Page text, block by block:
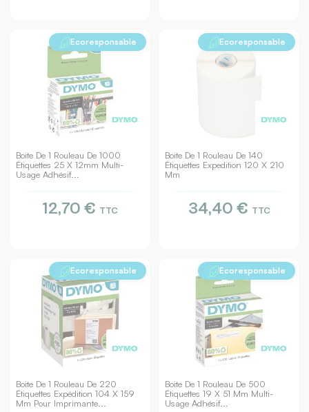
Boite De 1 Rouleau De 1000
Étiquettes 25 X 12mm Multi-
Usage Adhésif...
Ecoresponsable
12,70 € TTC
Boite De 1 Rouleau De 140
Étiquettes Expedition 120 X 210
Mm
Ecoresponsable
34,40 € TTC
Boite De 1 Rouleau De 220
Étiquettes Expédition 104 X 159
Mm Pour Imprimante...
Ecoresponsable
Boite De 1 Rouleau De 500
Étiquettes 19 X 51 Mm Multi-
Usage Adhésif...
Ecoresponsable